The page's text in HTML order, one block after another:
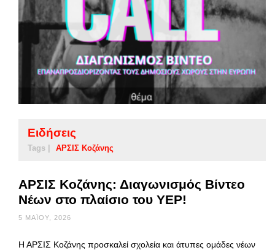
Ειδήσεις
Tags | ΑΡΣΙΣ Κοζάνης
ΑΡΣΙΣ Κοζάνης: Διαγωνισμός Βίντεο
Νέων στο πλαίσιο του YEP!
5 ΜΑΪ́ΟΥ, 2026
Η ΑΡΣΙΣ Κοζάνης προσκαλεί σχολεία και άτυπες ομάδες νέων